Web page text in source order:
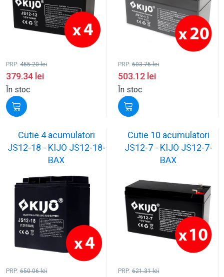
PRP: 455.20lei
379.34 lei
În stoc
PRP: 603.75lei
503.12 lei
În stoc
Cutie 4 acumulatori
JS12-18 - KIJO JS12-18-
BAX
PRP: 650.06lei
Cutie 10 acumulatori
JS12-7 - KIJO JS12-7-
BAX
PRP: 621.31lei